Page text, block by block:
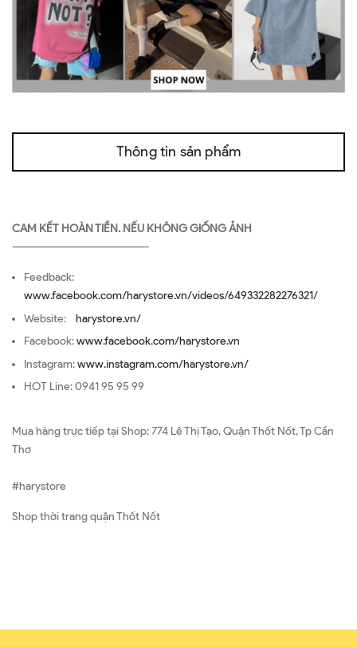
Thông tin sản phẩm
CAM KẾT HOÀN TIỀN. NẾU KHÔNG GIỐNG ẢNH
—————————————————
Feedback:
www.facebook.com/harystore.vn/videos/649332282276321/
Website: harystore.vn/
Facebook:www.facebook.com/harystore.vn
Instagram:www.instagram.com/harystore.vn/
HOT Line: 0941 95 95 99
Mua hàng trực tiếp tại Shop: 774 Lê Thị Tạo, Quận Thốt Nốt, Tp Cần
Thơ
#harystore
Shop thời trang quận Thốt Nốt